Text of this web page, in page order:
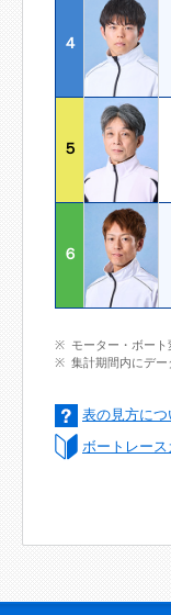
４
５
６
モーター・ボート
集計期間内にデー
表の見方につ
ボートレー